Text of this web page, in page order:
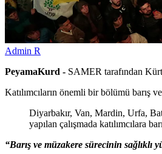
Admin R
PeyamaKurd - SAMER tarafından
Katılımcıların önemli bir bölümü barış
Diyarbakır, Van, Mardin, Urfa,
yapılan çalışmada katılımcılara
“Barış ve müzakere sürecinin